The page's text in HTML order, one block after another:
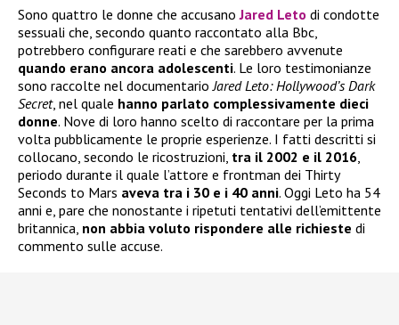
Sono quattro le donne che accusanoJared Leto di condotte
sessuali che, secondo quanto raccontato alla Bbc,
potrebbero configurare reati e che sarebbero avvenute
quando erano ancora adolescenti. Le loro testimonianze
sono raccolte nel documentario Jared Leto: Hollywood’s Dark
Secret, nel quale hanno parlato complessivamente dieci
donne. Nove di loro hanno scelto di raccontare per la prima
volta pubblicamente le proprie esperienze. I fatti descritti si
collocano, secondo le ricostruzioni, tra il 2002 e il 2016
periodo durante il quale l’attore e frontman dei Thirty
Seconds to Mars aveva tra i 30 e i 40 anni. Oggi Leto ha 54
anni e, pare che nonostante i ripetuti tentativi dell’emittente
britannica, non abbia voluto rispondere alle richieste di
commento sulle accuse.